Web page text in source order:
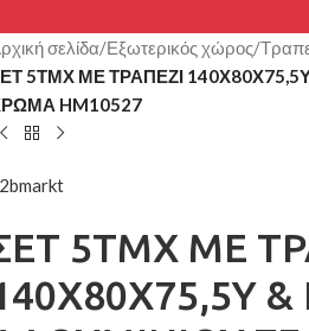
σελίδα/Εξωτερικός χώρος/
5ΤΜΧ ΜΕ ΤΡΑΠΕΖΙ
HM10527
5ΤΜΧ ΜΕ